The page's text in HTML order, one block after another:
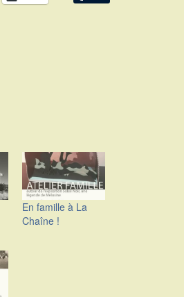
En famille à La
Chaîne !